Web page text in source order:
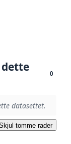
0
datasettet.
tomme rader